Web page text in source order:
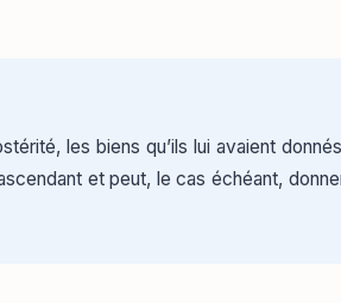
les biens qu’ils lui avaient
et peut, le cas échéant,